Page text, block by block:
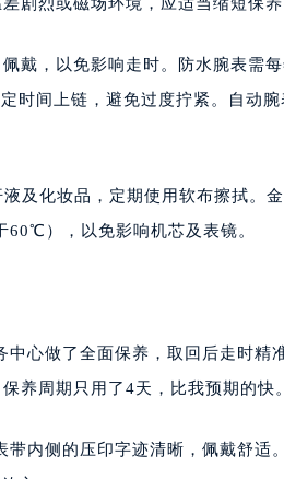
剧烈或磁场环境，应适当缩短保养
戴，以免影响走时。防水腕表需
时间上链，避免过度拧紧。自动腕
及化妆品，定期使用软布擦拭。
），以免影响机芯及表镜。
心做了全面保养，取回后走时精
养周期只用了4天，比我预期的快
内侧的压印字迹清晰，佩戴舒适